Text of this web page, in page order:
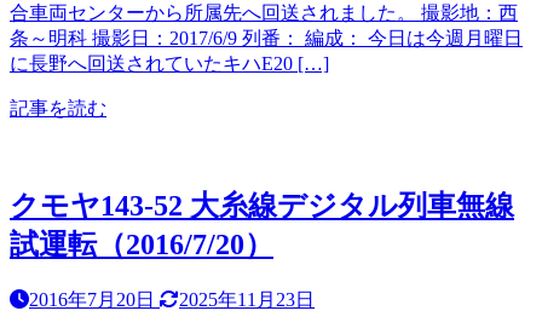
合車両センターから所属先へ回送されました。 撮影地：西
条～明科 撮影日：2017/6/9 列番： 編成： 今日は今週月曜日
に長野へ回送されていたキハE20 […]
記事を読む
クモヤ143-52 大糸線デジタル列車無線
試運転（2016/7/20）
2016年7月20日 2025年11月23日